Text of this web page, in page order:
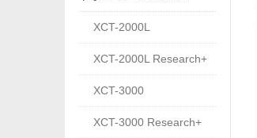
XCT-2000L
XCT-2000L Research+
XCT-3000
XCT-3000 Research+